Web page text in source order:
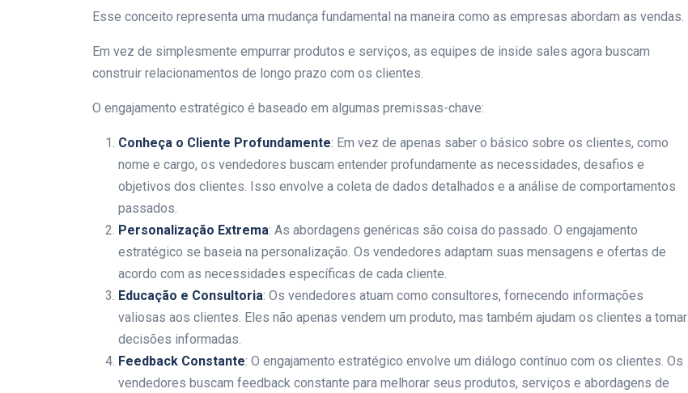
Esse conceito representa uma mudança fundamental na maneira como as empresas abordam as vendas.
Em vez de simplesmente empurrar produtos e serviços, as equipes de inside sales agora buscam
construir relacionamentos de longo prazo com os clientes.
O engajamento estratégico é baseado em algumas premissas-chave:
Conheça o Cliente Profundamente: Em vez de apenas saber o básico sobre os clientes, como
nome e cargo, os vendedores buscam entender profundamente as necessidades, desafios e
objetivos dos clientes. Isso envolve a coleta de dados detalhados e a análise de comportamentos
passados.
Personalização Extrema: As abordagens genéricas são coisa do passado. O engajamento
estratégico se baseia na personalização. Os vendedores adaptam suas mensagens e ofertas de
acordo com as necessidades específicas de cada cliente.
Educação e Consultoria: Os vendedores atuam como consultores, fornecendo informações
valiosas aos clientes. Eles não apenas vendem um produto, mas também ajudam os clientes a tomar
decisões informadas.
Feedback Constante: O engajamento estratégico envolve um diálogo contínuo com os clientes. Os
vendedores buscam feedback constante para melhorar seus produtos, serviços e abordagens de